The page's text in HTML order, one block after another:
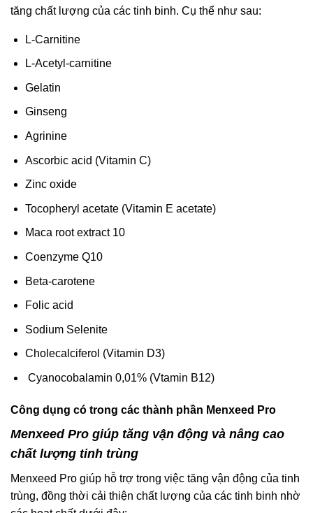
tăng chất lượng của các tinh binh. Cụ thể như sau:
L-Carnitine
L-Acetyl-carnitine
Gelatin
Ginseng
Agrinine
Ascorbic acid (Vitamin C)
Zinc oxide
Tocopheryl acetate (Vitamin E acetate)
Maca root extract 10
Coenzyme Q10
Beta-carotene
Folic acid
Sodium Selenite
Cholecalciferol (Vitamin D3)
Cyanocobalamin 0,01% (Vtamin B12)
Công dụng có trong các thành phần Menxeed Pro
Menxeed Pro giúp tăng vận động và nâng cao
chất lượng tinh trùng
Menxeed Pro giúp hỗ trợ trong việc tăng vận động của tinh
trùng, đồng thời cải thiện chất lượng của các tinh binh nhờ